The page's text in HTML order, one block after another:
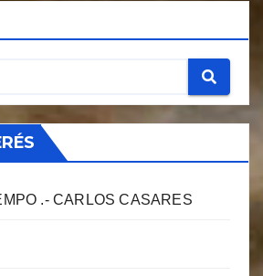
.- CARLOS CASARES